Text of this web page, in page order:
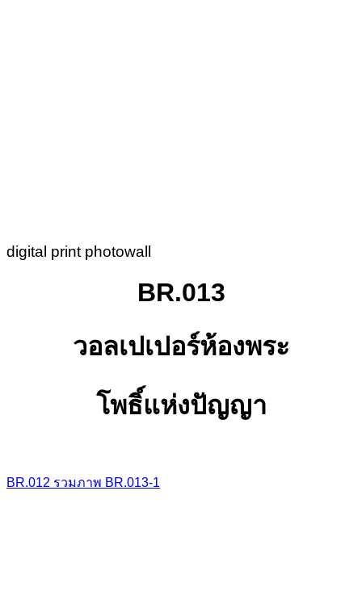
digital print photowall
BR.013
วอลเปเปอร์ห้องพระ
โพธิ์แห่งปัญญา
BR.012 รวมภาพ BR.013-1